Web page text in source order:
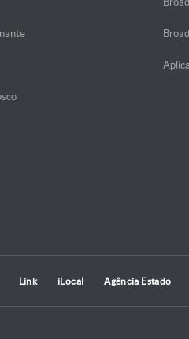
Link iLocal Agência Estado